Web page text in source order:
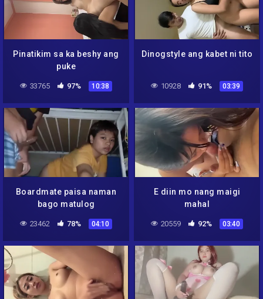
Pinatikim sa ka beshy ang
puke
33765 97% 10:38
Dinogstyle ang kabet ni tito
10928 91% 03:39
Boardmate paisa naman
bago matulog
23462 78% 04:10
E diin mo nang maigi
mahal
20559 92% 03:40